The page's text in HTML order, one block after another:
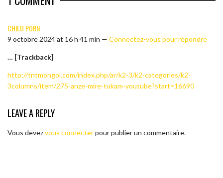
CHILD PORN
9 octobre 2024 at 16 h 41 min — Connectez-vous pour répondre
… [Trackback]
http://tntmongol.com/index.php/ar/k2-3/k2-categories/k2-
3columns/item/275-anze-mire-tukam-youtube?start=16690
LEAVE A REPLY
Vous devezvous connecterpour publier un commentaire.